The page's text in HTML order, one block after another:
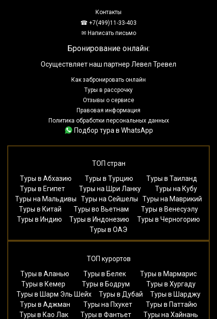
Контакты
☎ +7(499)11-33-403
✉ Написать письмо
Бронирование онлайн:
Осуществляет наш партнер Левел Тревел
Как забронировать онлайн
Туры в рассрочку
Отзывы о сервисе
Правовая информация
Политика обработки персональных данных
Подбор тура в WhatsApp
ТОП стран
Туры в Абхазию
Туры в Турцию
Туры в Таиланд
Туры в Египет
Туры на Шри Ланку
Туры на Кубу
Туры на Мальдивы
Туры на Сейшелы
Туры на Маврикий
Туры в Китай
Туры во Вьетнам
Туры в Венесуэлу
Туры в Индию
Туры в Индонезию
Туры в Черногорию
Туры в ОАЭ
ТОП курортов
Туры в Аланью
Туры в Белек
Туры в Мармарис
Туры в Кемер
Туры в Бодрум
Туры в Хургаду
Туры в Шарм Эль Шейх
Туры в Дубай
Туры в Шарджу
Туры в Аджман
Туры на Пхукет
Туры в Паттайю
Туры в Као Лак
Туры в Фантьет
Туры на Хайнань